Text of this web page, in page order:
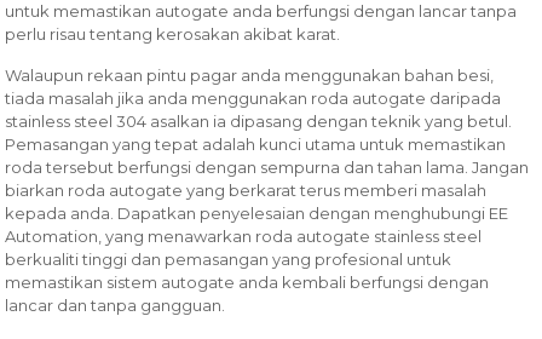
untuk memastikan autogate anda berfungsi dengan lancar tanpa
perlu risau tentang kerosakan akibat karat.
Walaupun rekaan pintu pagar anda menggunakan bahan besi,
tiada masalah jika anda menggunakan roda autogate daripada
stainless steel 304 asalkan ia dipasang dengan teknik yang betul.
Pemasangan yang tepat adalah kunci utama untuk memastikan
roda tersebut berfungsi dengan sempurna dan tahan lama. Jangan
biarkan roda autogate yang berkarat terus memberi masalah
kepada anda. Dapatkan penyelesaian dengan menghubungi EE
Automation, yang menawarkan roda autogate stainless steel
berkualiti tinggi dan pemasangan yang profesional untuk
memastikan sistem autogate anda kembali berfungsi dengan
lancar dan tanpa gangguan.